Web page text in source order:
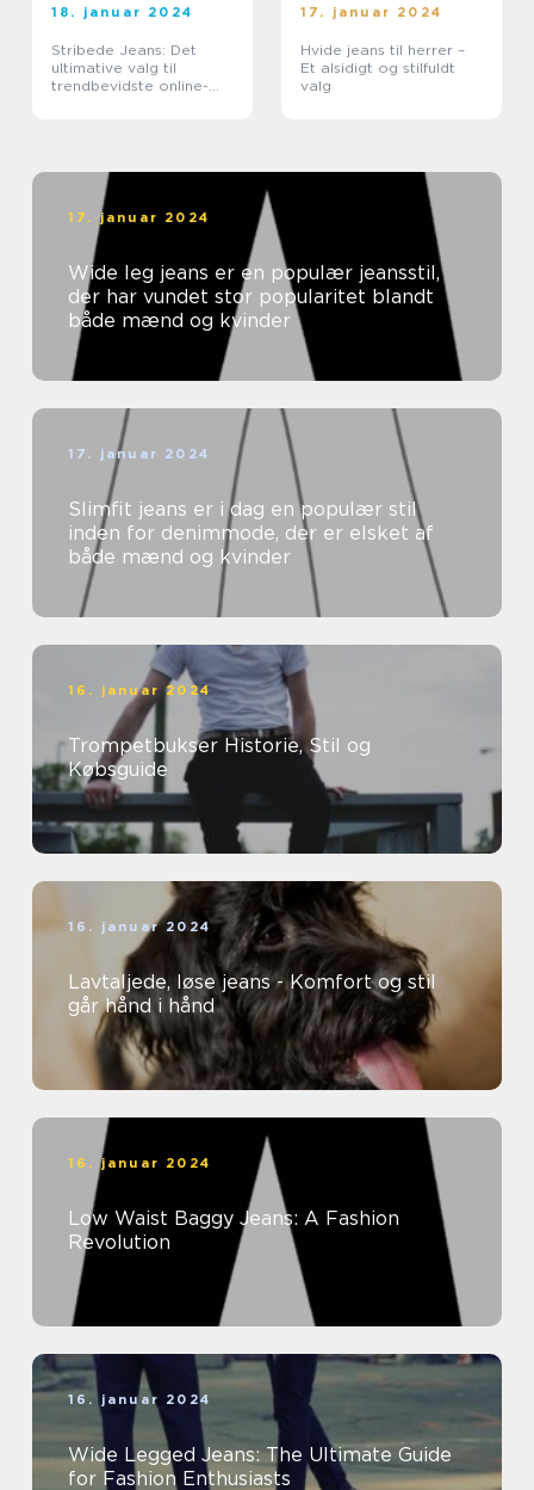
18. januar 2024
Stribede Jeans: Det
ultimative valg til
trendbevidste online-
17. januar 2024
Hvide jeans til herrer –
Et alsidigt og stilfuldt
valg
17. januar 2024
Wide leg jeans er en populær jeansstil,
der har vundet stor popularitet blandt
både mænd og kvinder
17. januar 2024
Slimfit jeans er i dag en populær stil
inden for denimmode, der er elsket af
både mænd og kvinder
16. januar 2024
Trompetbukser Historie, Stil og
Købsguide
16. januar 2024
Lavtaljede, løse jeans - Komfort og stil
går hånd i hånd
16. januar 2024
Low Waist Baggy Jeans: A Fashion
Revolution
16. januar 2024
Wide Legged Jeans: The Ultimate Guide
for Fashion Enthusiasts